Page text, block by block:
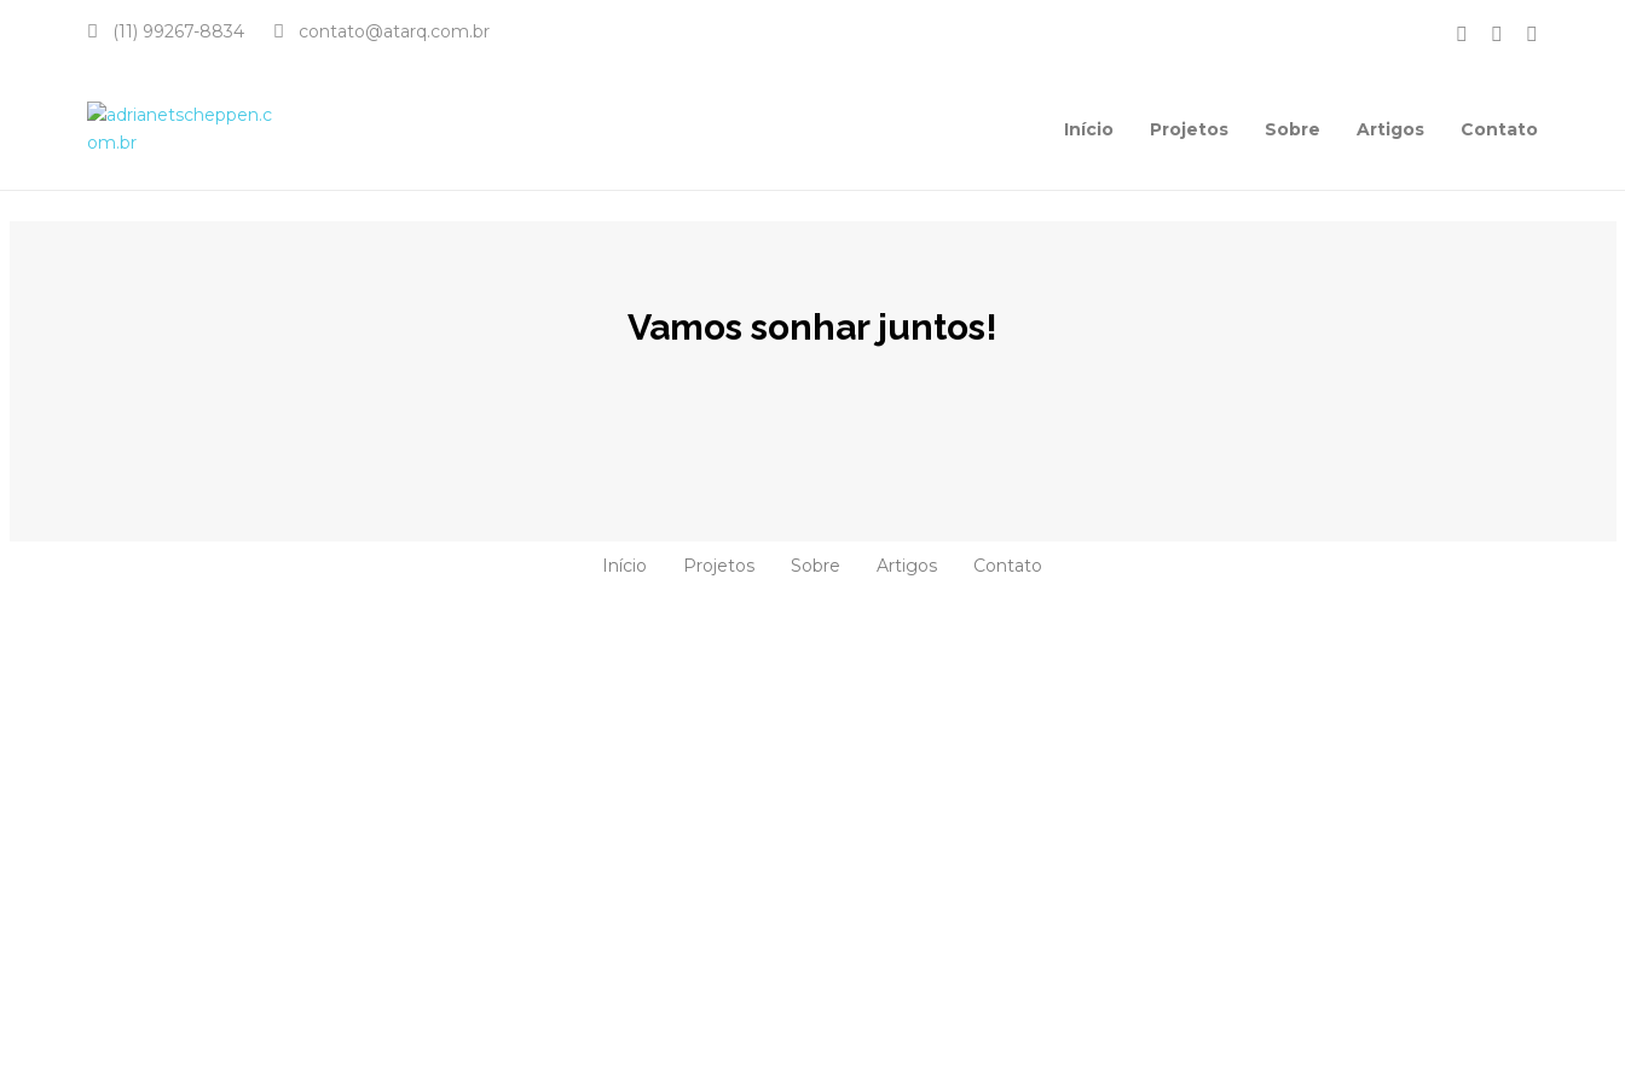
(11) 99267-8834 contato@atarq.com.br
Início Projetos Sobre Artigos Contato
Vamos sonhar juntos!
Início Projetos Sobre Artigos Contato